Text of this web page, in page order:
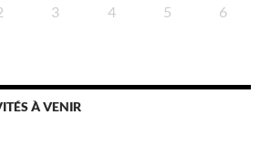
3 4 5 6
À VENIR